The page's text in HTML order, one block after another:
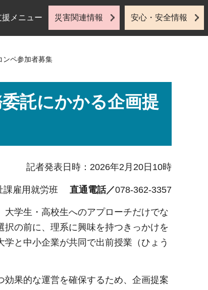
援メニュー 災害関連情報 安心・安全情報
ンペ参加者募集
託にかかる企画提
記者発表日時：2026年2月20日10時
課雇用就労班 直通電話／078-362-3357
学生・高校生へのアプローチだけでな
の前に、理系に興味を持つきっかけを
と中小企業が共同で出前授業（ひょう
果的な運営を確保するため、企画提案